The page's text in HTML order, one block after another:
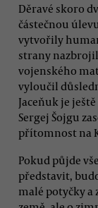
Děravé skoro
částečnou
vytvořily
strany
vojenského
vyloučil
Jaceňuk je
Sergej Šojgu
přítomnost na
Pokud půjde
představit,
malé potyčky a